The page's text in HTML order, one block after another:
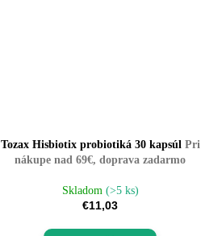
Tozax Hisbiotix probiotiká 30 kapsúl Pri
nákupe nad 69€, doprava zadarmo
Skladom (>5 ks)
€11,03